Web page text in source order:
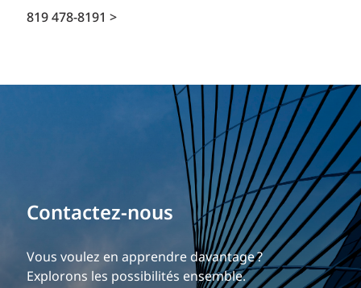
819 478-8191 >
Contactez-nous
Vous voulez en apprendre davantage ?
Explorons les possibilités ensemble.